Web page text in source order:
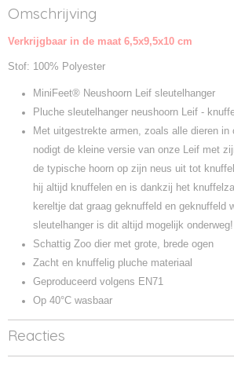
Productcode
M160377-1
Productcode leverancier
Omschrijving
Verkrijgbaar in de maat 6,5x9,5x10 cm
Stof: 100% Polyester
MiniFeet® Neushoorn Leif sleutelhanger
Pluche sleutelhanger neushoorn Leif -
Met uitgestrekte armen, zoals alle dieren in
nodigt de kleine versie van onze Leif met
de typische hoorn op zijn neus uit tot
hij altijd knuffelen en is dankzij het
kereltje dat graag geknuffeld en geknuffeld
sleutelhanger is dit altijd mogelijk onderweg!
Schattig Zoo dier met grote, brede ogen
Zacht en knuffelig pluche materiaal
Geproduceerd volgens EN71
Op 40°C wasbaar
Reacties